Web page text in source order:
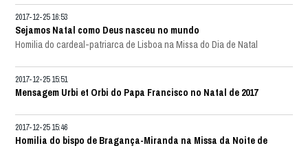
2017-12-25 16:53
Sejamos Natal como Deus nasceu no mundo
Homilia do cardeal-patriarca de Lisboa na Missa do Dia de Natal
2017-12-25 15:51
Mensagem Urbi et Orbi do Papa Francisco no Natal de 2017
2017-12-25 15:46
Homilia do bispo de Bragança-Miranda na Missa da Noite de